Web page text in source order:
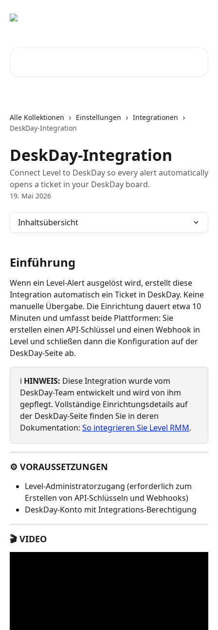
Alle Kollektionen Einstellungen
Integrationen
DeskDay-Integration
DeskDay-Integration
Connect Level to DeskDay so every alert automatically
opens a ticket in your DeskDay board.
19. Mai 2026
Inhaltsübersicht
Einführung
Wenn ein Level-Alert ausgelöst wird, erstellt diese
Integration automatisch ein Ticket in DeskDay. Keine
manuelle Übergabe. Die Einrichtung dauert etwa 10
Minuten und umfasst beide Plattformen: Sie
erstellen einen API-Schlüssel und einen Webhook in
Level und schließen dann die Konfiguration auf der
DeskDay-Seite ab.
ℹ️ HINWEIS: Diese Integration wurde vom
DeskDay-Team entwickelt und wird von ihm
gepflegt. Vollständige Einrichtungsdetails auf
der DeskDay-Seite finden Sie in deren
Dokumentation: So integrieren Sie Level RMM.
⚙️ VORAUSSETZUNGEN
Level-Administratorzugang (erforderlich zum
Erstellen von API-Schlüsseln und Webhooks)
DeskDay-Konto mit Integrations-Berechtigung
🎬 VIDEO